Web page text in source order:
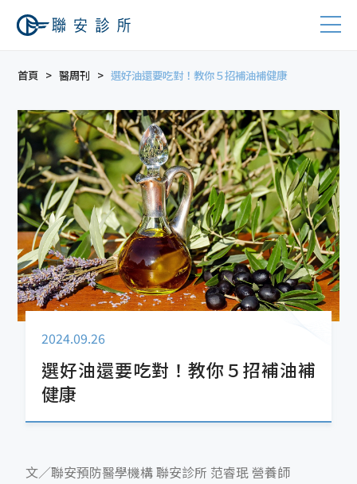
首頁 醫周刊 選好油還要吃對！教你５招補油補健康
2024.09.26
選好油還要吃對！教你５招補油補
健康
文／聯安預防醫學機構 聯安診所 范睿珉 營養師